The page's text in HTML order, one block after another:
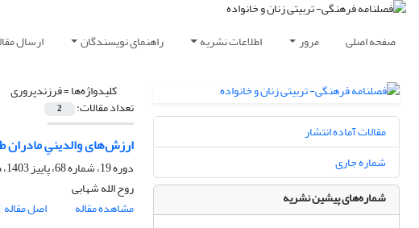
صفحه اصلی مرور اطلاعات نشریه راهنمای نویسندگان ارسال
کلیدواژه‌ها =فرزندپروری
تعداد مقالات: 2
ارزش‌های والدینیِ مادران
دوره 19، شماره 68، پاییز 1403، صفحه
روح الله شهابی
مشاهده مقاله
اصل مقاله
مقالات آماده انتشار
شماره جاری
شماره‌های پیشین نشریه